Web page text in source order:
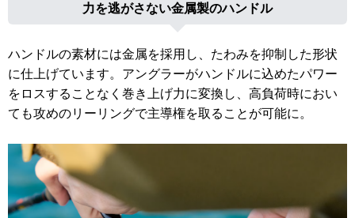
力を逃がさない金属製のハンドル
ハンドルの素材には金属を採用し、たわみを抑制した形状
に仕上げています。アングラーがハンドルに込めたパワー
をロスすることなく巻き上げ力に変換し、高負荷時におい
ても攻めのリーリングで主導権を取ることが可能に。